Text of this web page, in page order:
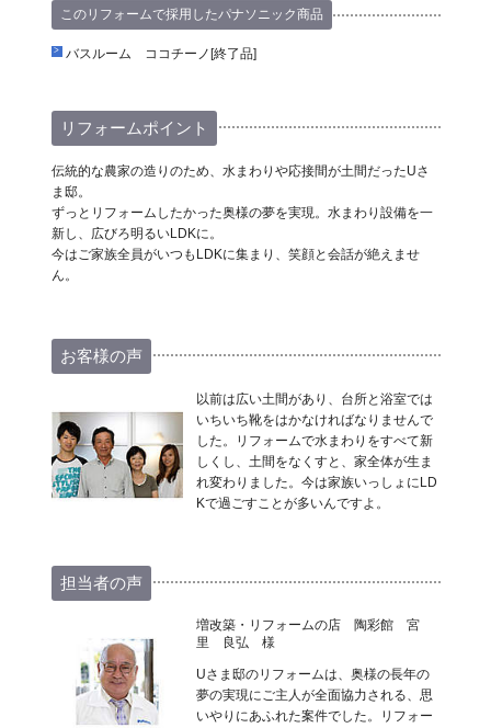
このリフォームで採用したパナソニック商品
バスルーム ココチーノ[終了品]
リフォームポイント
伝統的な農家の造りのため、水まわりや応接間が土間だったUさ
ま邸。
ずっとリフォームしたかった奥様の夢を実現。水まわり設備を一
新し、広びろ明るいLDKに。
今はご家族全員がいつもLDKに集まり、笑顔と会話が絶えませ
ん。
お客様の声
以前は広い土間があり、台所と浴室では
いちいち靴をはかなければなりませんで
した。リフォームで水まわりをすべて新
しくし、土間をなくすと、家全体が生ま
れ変わりました。今は家族いっしょにLD
Kで過ごすことが多いんですよ。
担当者の声
増改築・リフォームの店 陶彩館 宮
里 良弘 様
Uさま邸のリフォームは、奥様の長年の
夢の実現にご主人が全面協力される、思
いやりにあふれた案件でした。リフォー